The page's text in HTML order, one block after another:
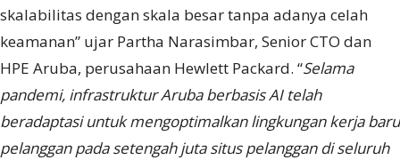
skalabilitas dengan skala besar tanpa adanya celah
keamanan” ujar Partha Narasimbar, Senior CTO dan
HPE Aruba, perusahaan Hewlett Packard. “Selama
pandemi, infrastruktur Aruba berbasis AI telah
beradaptasi untuk mengoptimalkan lingkungan kerja baru
pelanggan pada setengah juta situs pelanggan di seluruh